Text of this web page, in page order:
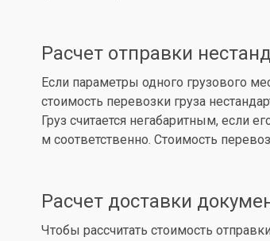
Расчет отправки
Если параметры одного грузового
стоимость перевозки груза
Груз считается негабаритным, если
м соответственно. Стоимость
Расчет доставки
Чтобы рассчитать стоимость